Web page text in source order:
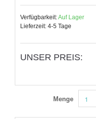
Verfügbarkeit:Auf Lager
Lieferzeit: 4-5 Tage
UNSER PREIS:
Menge